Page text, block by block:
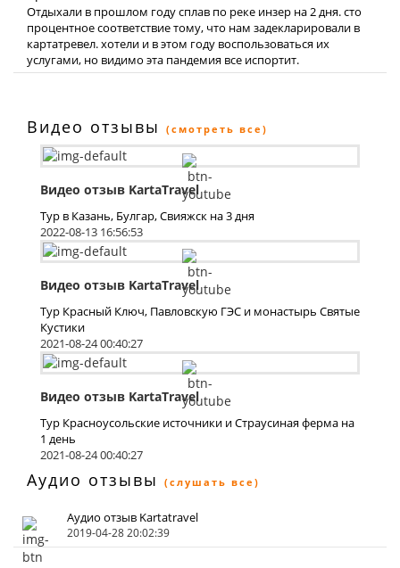
Отдыхали в прошлом году сплав по реке инзер на 2 дня. сто
процентное соответствие тому, что нам задекларировали в
картатревел. хотели и в этом году воспользоваться их
услугами, но видимо эта пандемия все испортит.
Видео отзывы (смотреть все)
Видео отзыв KartaTravel
Тур в Казань, Булгар, Свияжск на 3 дня
2022-08-13 16:56:53
Видео отзыв KartaTravel
Тур Красный Ключ, Павловскую ГЭС и монастырь Святые
Кустики
2021-08-24 00:40:27
Видео отзыв KartaTravel
Тур Красноусольские источники и Страусиная ферма на
1 день
2021-08-24 00:40:27
Аудио отзывы (слушать все)
Аудио отзыв Kartatravel
2019-04-28 20:02:39